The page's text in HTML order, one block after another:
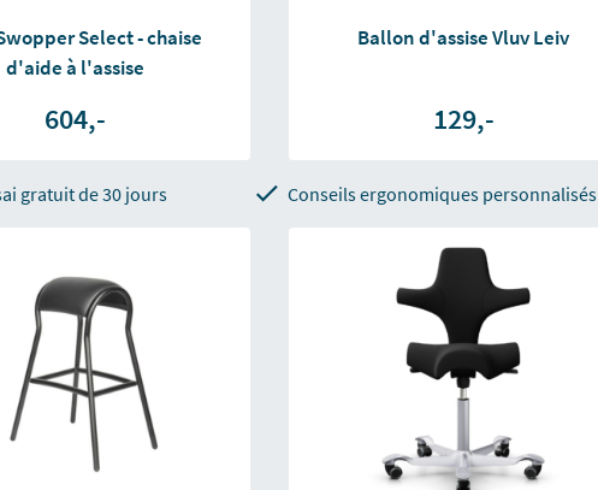
Select - chaise
d'aide à l'assise
604,-
Ballon d'assise Vluv Leiv
129,-
gratuit de 30 jours Conseils ergonomiques personnalisés